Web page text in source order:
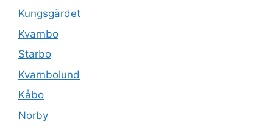
Kungsgärdet
Kvarnbo
Starbo
Kvarnbolund
Kåbo
Norby